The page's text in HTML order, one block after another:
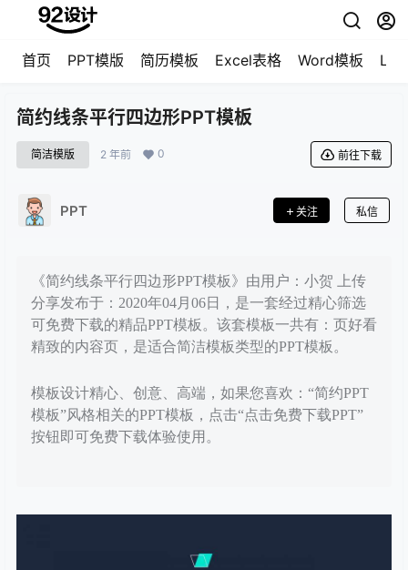
首页 PPT模版 简历模板 Excel表格 Word模板
简约线条平行四边形PPT模板
简洁模版 2 年前 0 前往下载
PPT 关注 私信
《简约线条平行四边形PPT模板》由用户：小贺 上传
分享发布于：2020年04月06日，是一套经过精心筛选
可免费下载的精品PPT模板。该套模板一共有：页好看
精致的内容页，是适合简洁模板类型的PPT模板。
模板设计精心、创意、高端，如果您喜欢：“简约PPT
模板”风格相关的PPT模板，点击“点击免费下载PPT”
按钮即可免费下载体验使用。